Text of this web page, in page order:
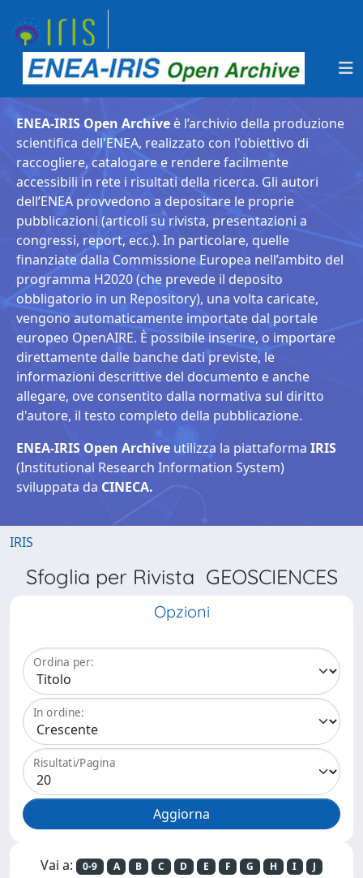
ENEA-IRIS Open Archive è l’archivio della produzione
scientifica dell'ENEA, realizzato con l'obiettivo di
raccogliere, catalogare e rendere facilmente
accessibili in rete i risultati della ricerca. Gli autori
dell’ENEA provvedono a depositare le proprie
pubblicazioni (articoli su rivista, presentazioni a
congressi, report, ecc.). In particolare, quelle
finanziate dalla Commissione Europea nell’ambito del
programma H2020 (che prevede il deposito
obbligatorio in un Repository), una volta caricate,
vengono automaticamente importate dal portale
europeo OpenAIRE. È possibile inserire, o importare
direttamente dalle banche dati previste, le
informazioni descrittive del documento e anche
allegare, ove consentito dalla normativa sul diritto
d'autore, il testo completo della pubblicazione.
ENEA-IRIS Open Archive utilizza la piattaforma IRIS
(Institutional Research Information System)
sviluppata da CINECA.
IRIS
Sfoglia per Rivista GEOSCIENCES
Opzioni
Ordina per:
In ordine:
Risultati/Pagina
Vai a: 0-9 A B C D E F G H I
J